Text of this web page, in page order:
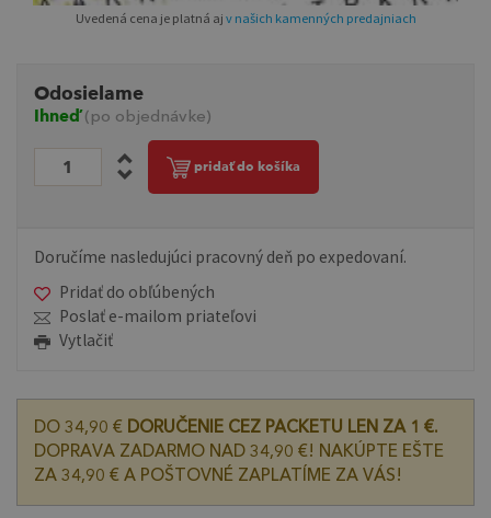
Uvedená cena je platná aj v našich kamenných predajniach
Odosielame
Ihneď(po objednávke)
pridať do košíka
Doručíme nasledujúci pracovný deň po expedovaní.
Pridať do obľúbených
Poslať e-mailom priateľovi
Vytlačiť
DO 34,90 € DORUČENIE CEZ PACKETU LEN ZA 1 €.
DOPRAVA ZADARMO NAD 34,90 €! NAKÚPTE EŠTE
ZA 34,90 € A POŠTOVNÉ ZAPLATÍME ZA VÁS!